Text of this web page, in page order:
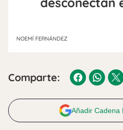
NOEMÍ FERNÁNDEZ
Comparte:
Añadir Cadena